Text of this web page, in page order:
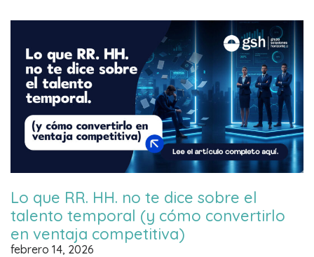
Lo que RR. HH. no te dice sobre el
talento temporal (y cómo convertirlo
en ventaja competitiva)
febrero 14, 2026